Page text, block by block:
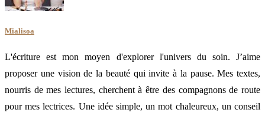
Mialisoa
L'écriture est mon moyen d'explorer l'univers du soin. J’aime
proposer une vision de la beauté qui invite à la pause. Mes textes,
nourris de mes lectures, cherchent à être des compagnons de route
pour mes lectrices. Une idée simple, un mot chaleureux, un conseil